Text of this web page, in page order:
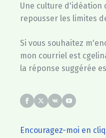
Une culture d'idéation
repousser les limites
Si vous souhaitez
mon courriel est
la réponse suggérée
Encouragez-moi en